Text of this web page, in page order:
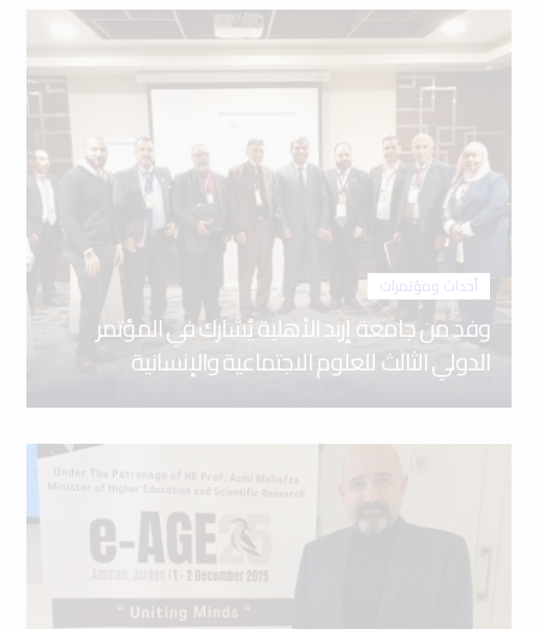
أحداث ومؤتمرات
وفد من جامعة إربد الأهلية يُشارك في المؤتمر
الدولي الثالث للعلوم الاجتماعية والإنسانية